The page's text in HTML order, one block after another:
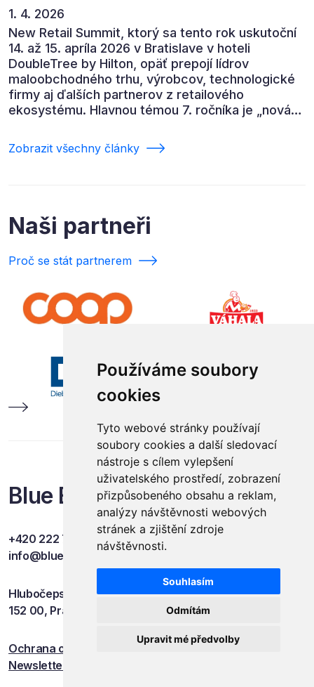
Používáme soubory
cookies
Tyto webové stránky používají
soubory cookies a další sledovací
nástroje s cílem vylepšení
uživatelského prostředí, zobrazení
přizpůsobeného obsahu a reklam,
analýzy návštěvnosti webových
stránek a zjištění zdroje
návštěvnosti.
Souhlasím
Odmítám
Upravit mé předvolby
1. 4. 2026
New Retail Summit, ktorý sa tento rok uskutoční
14. až 15. apríla 2026 v Bratislave v hoteli
DoubleTree by Hilton, opäť prepojí lídrov
maloobchodného trhu, výrobcov, technologické
firmy aj ďalších partnerov z retailového
ekosystému. Hlavnou témou 7. ročníka je „nová
Zobrazit všechny články
Naši partneři
Proč se stát partnerem
Blue Events
+420 222 749 841
info@blueevents.eu
Hlubočepská 701/38c
152 00, Praha 5
Ochrana osobních údajů
Newsletter